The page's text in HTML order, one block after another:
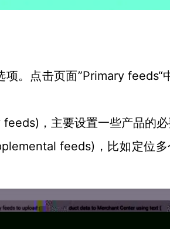
项。点击页面”Primary feeds“
，主要设置一些产品的
feeds)，比如定位